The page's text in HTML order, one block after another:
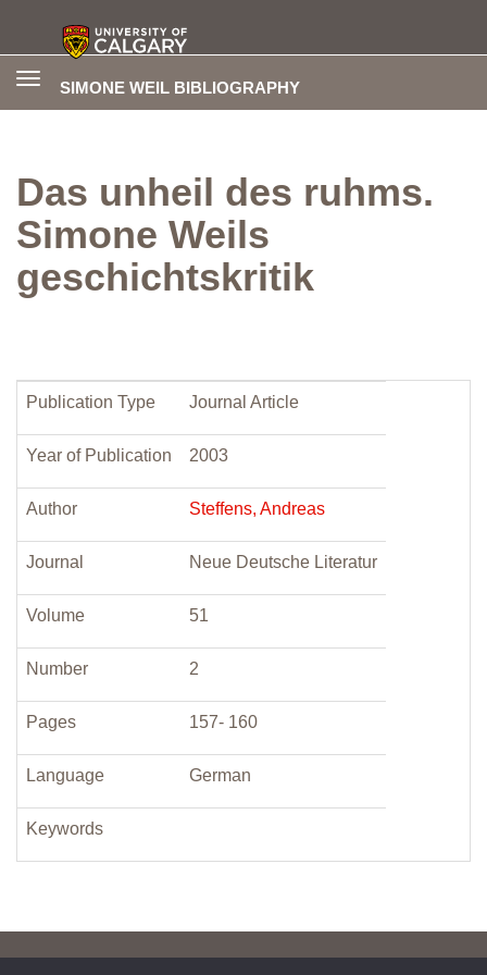
SIMONE WEIL BIBLIOGRAPHY
Toggle
Das unheil des ruhms.
Simone Weils
geschichtskritik
Publication Type Journal Article
Year of Publication 2003
Author Steffens, Andreas
Journal Neue Deutsche Literatur
Volume 51
Number 2
Pages 157- 160
Language German
Keywords